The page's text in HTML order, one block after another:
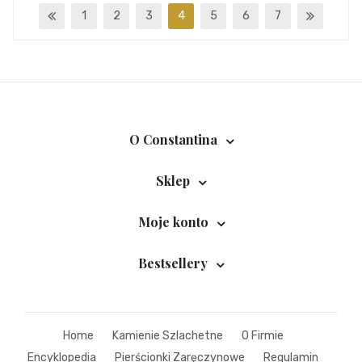
1 2 3 4 5 6 7
O Constantina
Sklep
Moje konto
Bestsellery
Home Kamienie Szlachetne
O Firmie
Encyklopedia
Pierścionki Zaręczynowe Regulamin